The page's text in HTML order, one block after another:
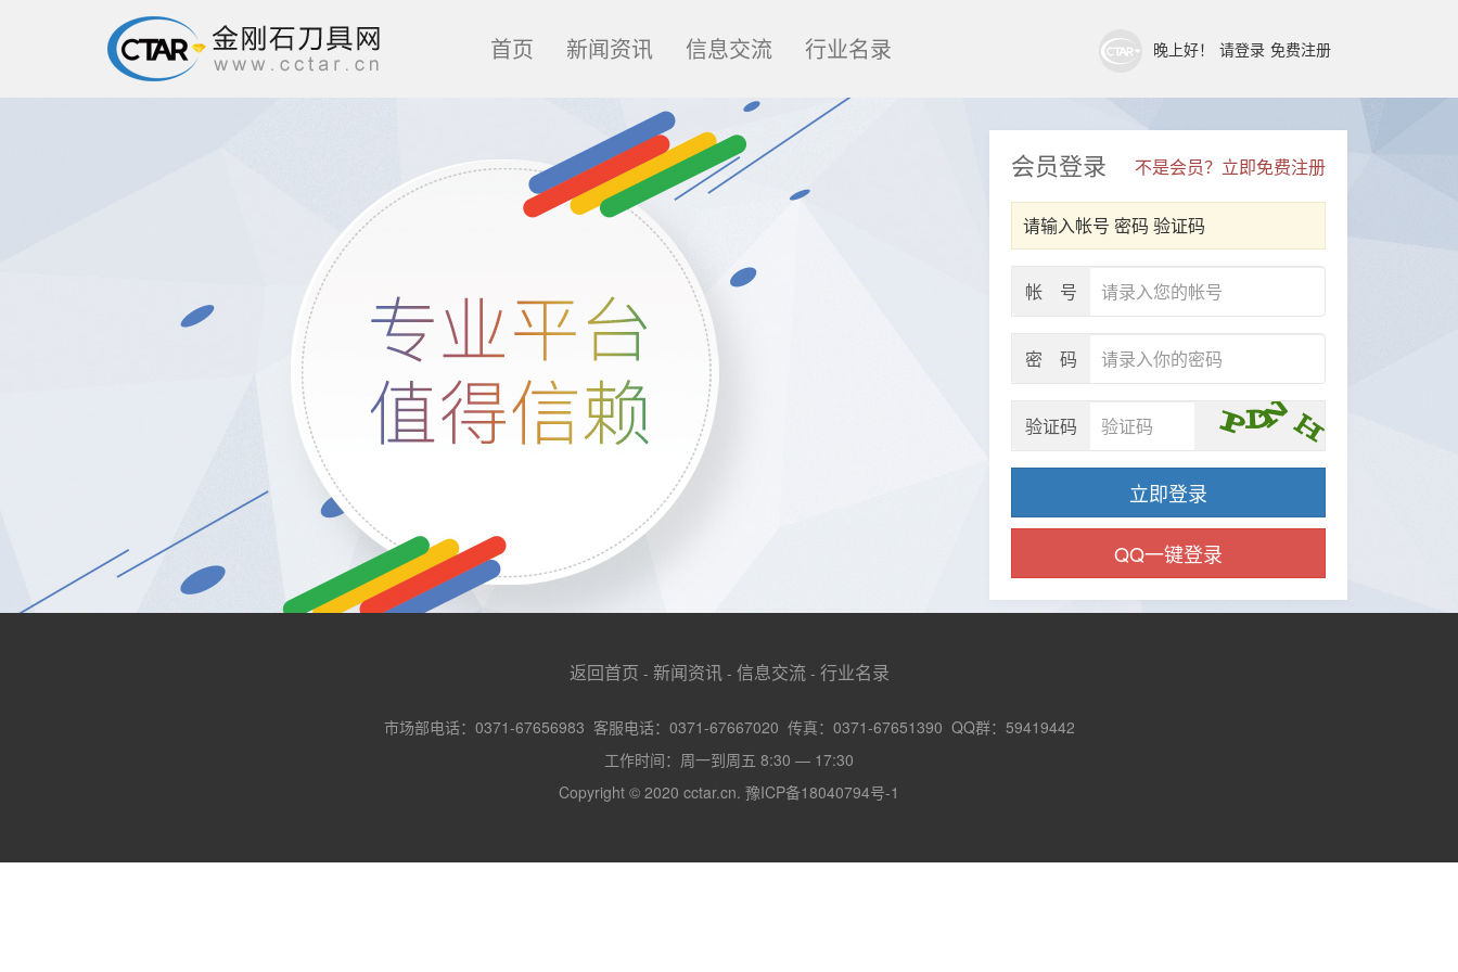
首页 新闻资讯 信息交流 行业名录 晚上好！ 请登录 免费注册
会员登录 不是会员？立即免费注册
请输入帐号 密码 验证码
帐 号
密 码
验证码
QQ一键登录
返回首页 - 新闻资讯- 信息交流- 行业名录
市场部电话：0371-67656983 客服电话：0371-67667020 传真：0371-67651390 QQ群：59419442
工作时间：周一到周五 8:30 — 17:30
Copyright © 2020 cctar.cn. 豫ICP备18040794号-1